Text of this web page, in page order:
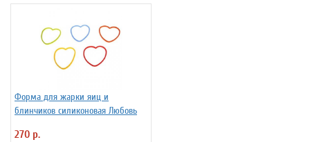
Форма для жарки яиц и
блинчиков силиконовая Любовь
270 р.